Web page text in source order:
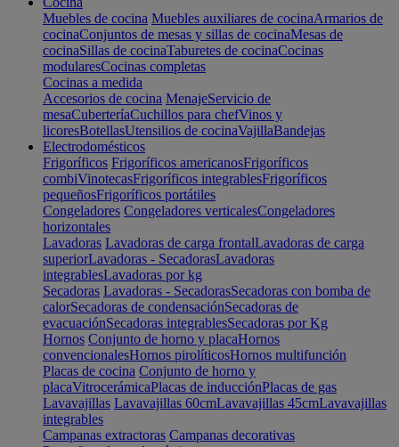
Muebles de cocina Muebles auxiliares de cocinaArmarios de
cocinaConjuntos de mesas y sillas de cocinaMesas de
cocinaSillas de cocinaTaburetes de cocinaCocinas
modularesCocinas completas
Cocinas a medida
Accesorios de cocina MenajeServicio de
mesaCuberteríaCuchillos para chefVinos y
licoresBotellasUtensilios de cocinaVajillaBandejas
Electrodomésticos
Frigoríficos Frigoríficos americanosFrigoríficos
combiVinotecasFrigoríficos integrablesFrigoríficos
pequeñosFrigoríficos portátiles
Congeladores Congeladores verticalesCongeladores
horizontales
Lavadoras Lavadoras de carga frontalLavadoras de carga
superiorLavadoras - SecadorasLavadoras
integrablesLavadoras por kg
Secadoras Lavadoras - SecadorasSecadoras con bomba de
calorSecadoras de condensaciónSecadoras de
evacuaciónSecadoras integrablesSecadoras por Kg
Hornos Conjunto de horno y placaHornos
convencionalesHornos pirolíticosHornos multifunción
Placas de cocina Conjunto de horno y
placaVitrocerámicaPlacas de inducciónPlacas de gas
Lavavajillas Lavavajillas 60cmLavavajillas 45cmLavavajillas
integrables
Campanas extractoras Campanas decorativas